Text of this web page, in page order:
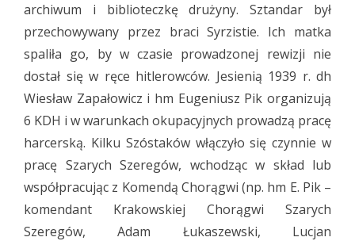
archiwum i biblioteczkę drużyny. Sztandar był
przechowywany przez braci Syrzistie. Ich matka
spaliła go, by w czasie prowadzonej rewizji nie
dostał się w ręce hitlerowców. Jesienią 1939 r. dh
Wiesław Zapałowicz i hm Eugeniusz Pik organizują
6 KDH i w warunkach okupacyjnych prowadzą pracę
harcerską. Kilku Szóstaków włączyło się czynnie w
pracę Szarych Szeregów, wchodząc w skład lub
współpracując z Komendą Chorągwi (np. hm E. Pik –
komendant Krakowskiej Chorągwi Szarych
Szeregów, Adam Łukaszewski, Lucjan